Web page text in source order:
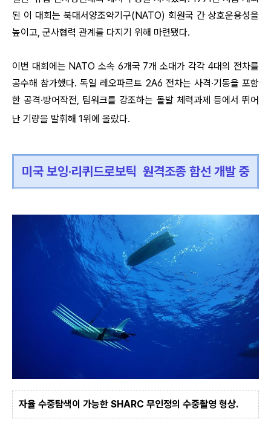
된 이 대회는 북대서양조약기구(NATO) 회원국 간 상호운용성을
높이고, 군사협력 관계를 다지기 위해 마련됐다.
이번 대회에는 NATO 소속 6개국 7개 소대가 각각 4대의 전차를
공수해 참가했다. 독일 레오파르트 2A6 전차는 사격·기동을 포함
한 공격·방어작전, 팀워크를 강조하는 돌발 체력과제 등에서 뛰어
난 기량을 발휘해 1위에 올랐다.
미국 보잉·리퀴드로보틱 원격조종 함선 개발 중
자율 수중탐색이 가능한 SHARC 무인정의 수중촬영 형상.